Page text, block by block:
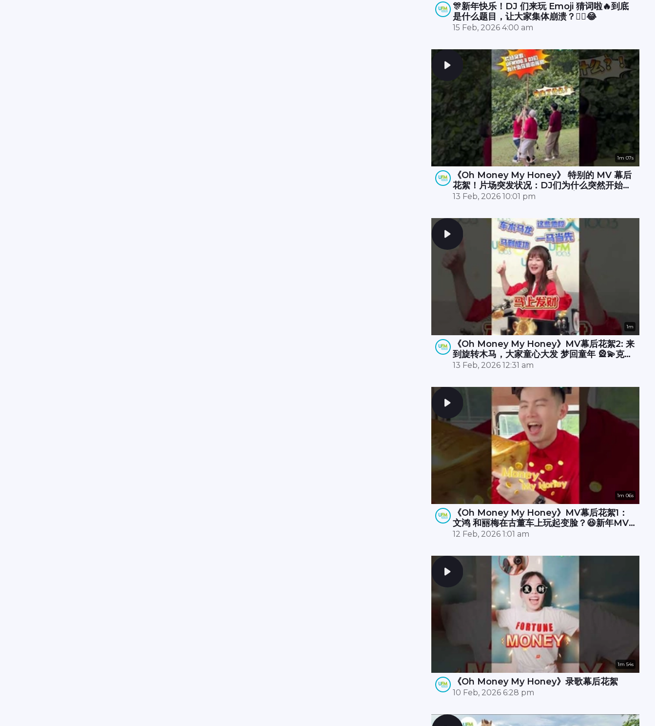
🎊新年快乐！DJ 们来玩 Emoji 猜词啦🔥到底
是什么题目，让大家集体崩溃？😵‍💫😂
15 Feb, 2026 4:00 am
1m 07s
《Oh Money My Honey》 特别的 MV 幕后
花絮！片场突发状况：DJ们为什么突然开始摇
树？🌳🤔原来无人机卡树上 🚁💥，大家冒雨☔️
13 Feb, 2026 10:01 pm
1m
《Oh Money My Honey》MV幕后花絮2: 来
到旋转木马，大家童心大发 梦回童年 🎡💫克敏
在直播室酷炫开唱 RAP 🎤🔥承尧和丽梅则拍摄
13 Feb, 2026 12:31 am
1m 06s
《Oh Money My Honey》MV幕后花絮1：
文鸿 和丽梅在古董车上玩起变脸？😆新年MV
拍摄现场还惊现财神爷？！🧧✨
12 Feb, 2026 1:01 am
1m 54s
《Oh Money My Honey》录歌幕后花絮
10 Feb, 2026 6:28 pm